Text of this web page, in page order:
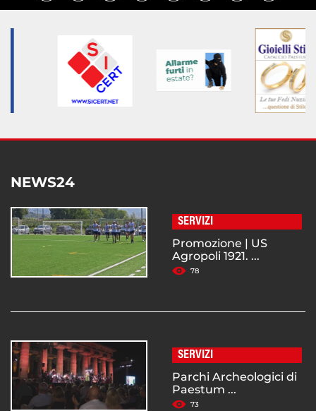
NEWS24
SERVIZI
Promozione | US
Agropoli 1921. ...
78
SERVIZI
Parchi Archeologici di
Paestum ...
73